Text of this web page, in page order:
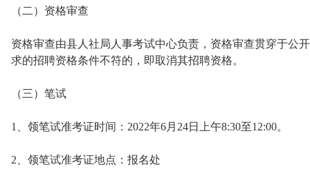
（二）资格审查
资格审查由县人社局人事考试中心负责，资格审查贯穿于公
求的招聘资格条件不符的，即取消其招聘资格。
（三）笔试
1、领笔试准考证时间：2022年6月24日上午8:30至12:00。
2、领笔试准考证地点：报名处